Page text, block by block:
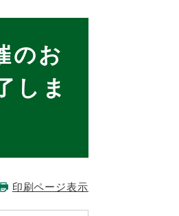
のお
しま
印刷ページ表示